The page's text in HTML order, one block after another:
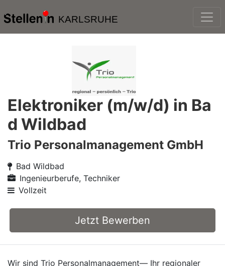
KARLSRUHE
Elektroniker (m/w/d) in Ba
d Wildbad
Trio Personalmanagement GmbH
Bad Wildbad
Ingenieurberufe, Techniker
Vollzeit
Jetzt Bewerben
Wir sind Trio Personalmanagement— Ihr regionaler